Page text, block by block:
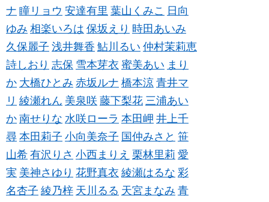
ナ 瞳リョウ 安達有里 葉山くみこ 日向
ゆみ 相楽いろは 保坂えり 時田あいみ
久保麗子 浅井舞香 鮎川るい 仲村茉莉恵
詩しおり 志保 雪本芽衣 蜜美あい まり
か 大橋ひとみ 赤坂ルナ 橋本涼 青井マ
リ 綾瀬れん 美泉咲 藤下梨花 三浦あい
か 南せりな 水咲ローラ 本田岬 井上千
尋 本田莉子 小向美奈子 国仲みさと 笹
山希 有沢りさ 小西まりえ 栗林里莉 愛
実 美神さゆり 花野真衣 綾瀬はるな 彩
名杏子 綾乃梓 天川るる 天宮まなみ 青